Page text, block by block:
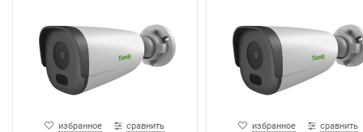
избранное сравнить избранное сравнить